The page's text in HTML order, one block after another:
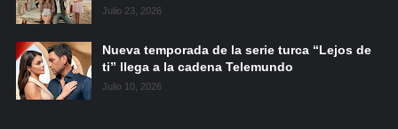
Julio 23, 2026
Nueva temporada de la serie turca “Lejos de
ti” llega a la cadena Telemundo
Julio 10, 2026